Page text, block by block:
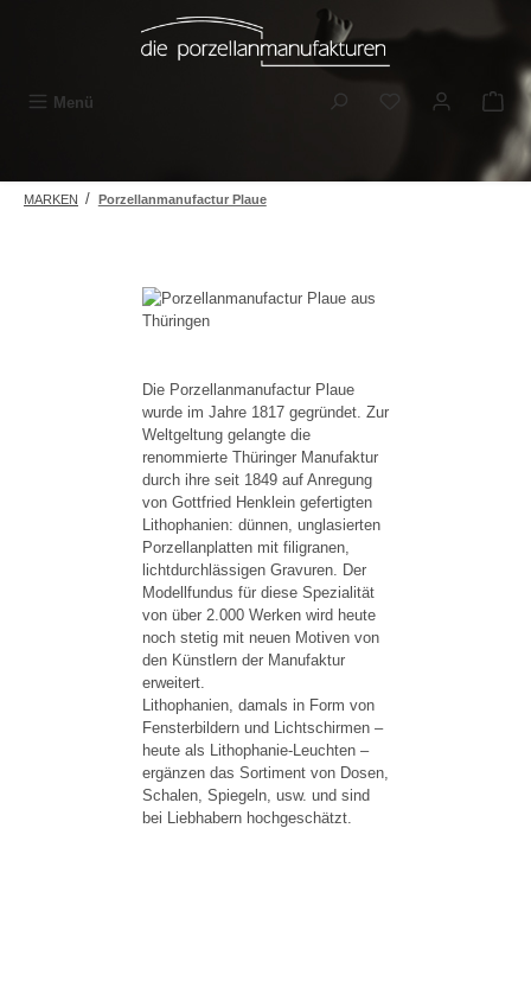
Zum Hauptinhalt springen
Menü Du hast 0
MARKEN / Porzellanmanufactur Plaue
Die Porzellanmanufactur Plaue
wurde im Jahre 1817 gegründet. Zur
Weltgeltung gelangte die
renommierte Thüringer Manufaktur
durch ihre seit 1849 auf Anregung
von Gottfried Henklein gefertigten
Lithophanien: dünnen, unglasierten
Porzellanplatten mit filigranen,
lichtdurchlässigen Gravuren. Der
Modellfundus für diese Spezialität
von über 2.000 Werken wird heute
noch stetig mit neuen Motiven von
den Künstlern der Manufaktur
erweitert.
Lithophanien, damals in Form von
Fensterbildern und Lichtschirmen –
heute als Lithophanie-Leuchten –
ergänzen das Sortiment von Dosen,
Schalen, Spiegeln, usw. und sind
bei Liebhabern hochgeschätzt.